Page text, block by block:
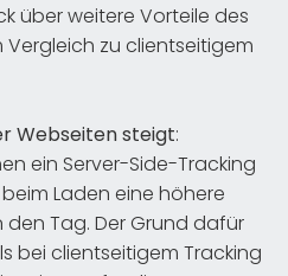
über weitere Vorteile des
Vergleich zu clientseitigem
Webseiten steigt:
ein Server-Side-Tracking
Laden eine höhere
Tag. Der Grund dafür
bei clientseitigem Tracking